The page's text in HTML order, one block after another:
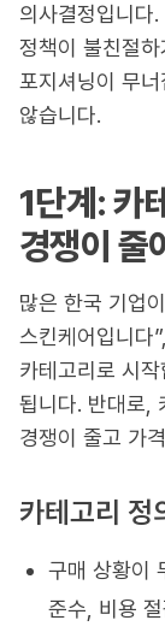
의사결정입니다
정책이 불친절
포지셔닝이 무
않습니다.
1단계: 카
경쟁이 줄
많은 한국 기업
스킨케어입니다
카테고리로 시
됩니다. 반대로,
경쟁이 줄고 가
카테고리 정
구매 상황이
준수, 비용